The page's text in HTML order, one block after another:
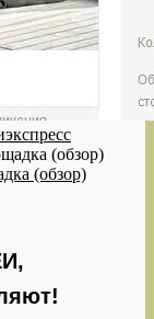
(обзор)